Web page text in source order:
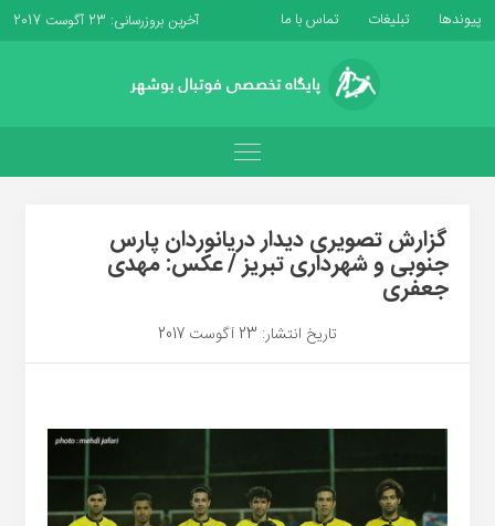
پیوندها تبلیغات تماس با ما آخرین بروزرسانی: 23 آگوست 2017
گزارش تصویرى دیدار دریانوردان پارس
جنوبى و شهردارى تبریز / عکس: مهدى
جعفرى
تاریخ انتشار: 23 آگوست 2017